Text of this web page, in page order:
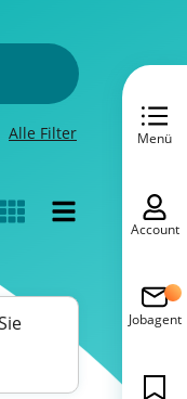
Alle Filter Menü
Account
Jobagent